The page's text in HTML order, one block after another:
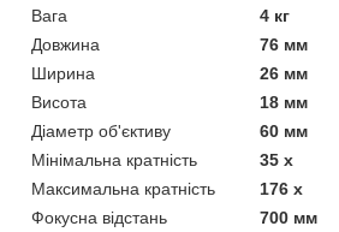
Вага
4 кг
Довжина
76 мм
Ширина
26 мм
Висота
18 мм
Діаметр об'єктиву
60 мм
Мінімальна кратність
35 х
Максимальна кратність
176 х
Фокусна відстань
700 мм